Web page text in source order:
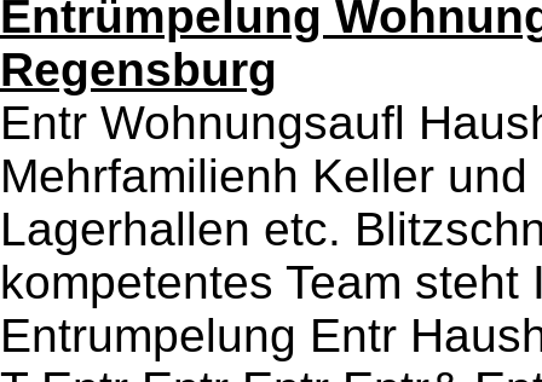
Entrümpelung
Regensburg
Entr Wohnungsaufl
Mehrfamilienh Keller
Lagerhallen etc.
kompetentes Team
Entrumpelung Entr